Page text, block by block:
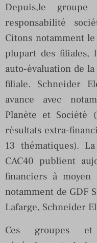
Depuis,le
responsabilité
Citons notamment
plupart des filiales,
auto-évaluation de
filiale. Schneider
avance avec
Planète et Société
résultats extra-
13 thématiques).
CAC40 publient
financiers à
notamment de GDF
Lafarge, Schneider
Ces groupes